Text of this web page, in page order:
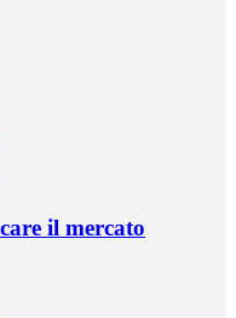
il mercato